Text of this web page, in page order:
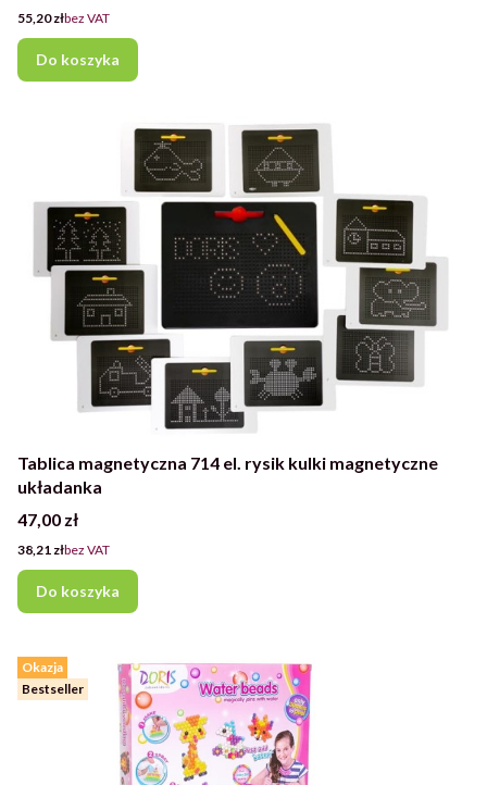
Cena
55,20 złbez VAT
Do koszyka
Tablica magnetyczna 714 el. rysik kulki magnetyczne
układanka
Cena
47,00 zł
Cena
38,21 złbez VAT
Do koszyka
Okazja
Bestseller